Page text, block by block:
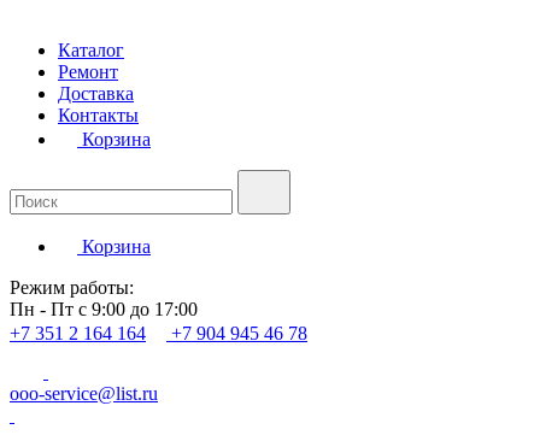
Каталог
Ремонт
Доставка
Контакты
Корзина
Корзина
Режим работы:
Пн - Пт с 9:00 до 17:00
+7 351 2 164 164
+7 904 945 46 78
ooo-service@list.ru